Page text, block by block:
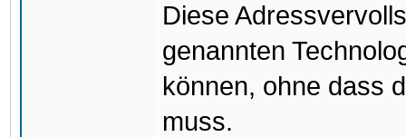
Diese
genannten
können, ohne dass
muss.